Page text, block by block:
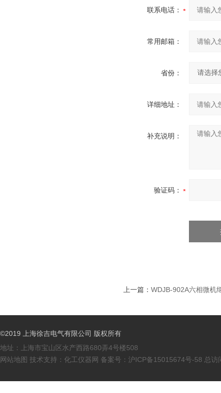
联系电话：
常用邮箱：
省份：
详细地址：
补充说明：
验证码：
上一篇： WDJB-902A六相微机
©2019 上海徐吉电气有限公司 版权所有
地址：上海市宝山区水产西路680弄4号楼508
网站地图 技术支持： 化工仪器网 备案号： 沪ICP备15015674号-58 总访